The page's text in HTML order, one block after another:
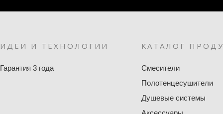
ИДЕИ И ТЕХНОЛОГИИ
Гарантия 3 года
КАТАЛОГ
Смесители
Полотенцесушители
Душевые системы